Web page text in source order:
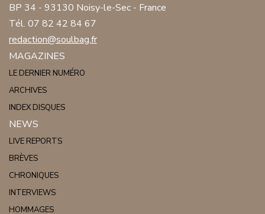
BP 34 - 93130 Noisy-le-Sec - France
Tél. 07 82 42 84 67
redaction@soulbag.fr
MAGAZINES
LE DERNIER NUMÉRO
ARCHIVES
INDEX DISQUES
NEWS
LIVE REPORTS
BRÈVES
CHRONIQUES
INTERVIEWS
HOMMAGES